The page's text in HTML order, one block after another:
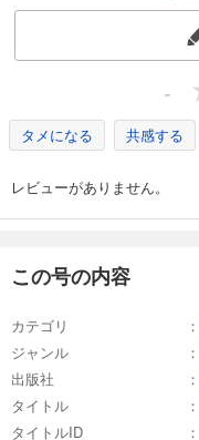
あらすじを
週刊東洋
880円 (税込)
あらすじを
週刊東洋経
あらすじを
週刊東洋
-
タメになる 共感する
レビューがありません。
この号の内容
カテゴリ
ジャンル
出版社
タイトル
タイトルID